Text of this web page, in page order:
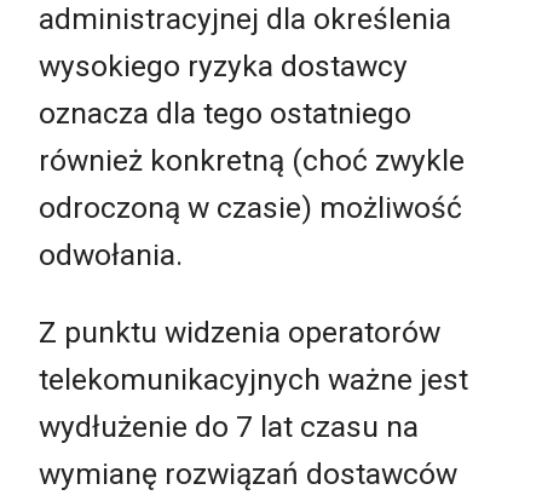
administracyjnej dla określenia
wysokiego ryzyka dostawcy
oznacza dla tego ostatniego
również konkretną (choć zwykle
odroczoną w czasie) możliwość
odwołania.
Z punktu widzenia operatorów
telekomunikacyjnych ważne jest
wydłużenie do 7 lat czasu na
wymianę rozwiązań dostawców